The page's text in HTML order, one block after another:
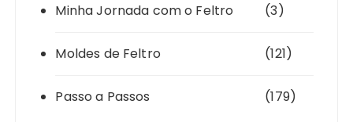
Minha Jornada com o Feltro (3)
Moldes de Feltro (121)
Passo a Passos (179)